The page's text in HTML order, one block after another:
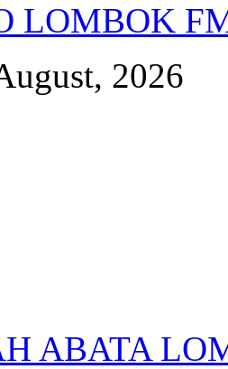
LOMBOK
2026
ABATA